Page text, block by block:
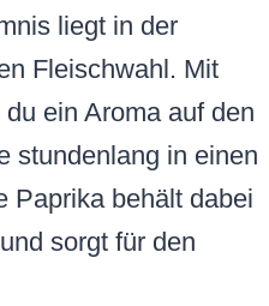
liegt in der
Fleischwahl. Mit
ein Aroma auf den
stundenlang in einen
Paprika behält dabei
sorgt für den